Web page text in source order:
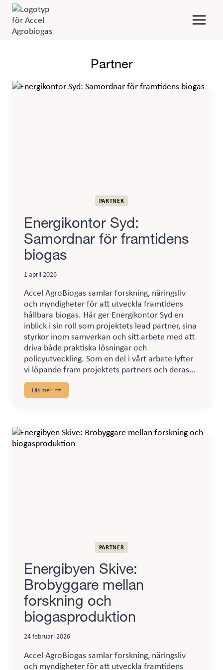
Skip
content
Partner
PARTNER
Energikontor Syd:
Samordnar för framtidens
biogas
1 april 2026
Accel AgroBiogas samlar forskning, näringsliv
och myndigheter för att utveckla framtidens
hållbara biogas. Här ger Energikontor Syd en
inblick i sin roll som projektets lead partner, sina
styrkor inom samverkan och sitt arbete med att
driva både praktiska lösningar och
policyutveckling. Som en del i vårt arbete lyfter
vi löpande fram projektets partners och deras…
Läs mer Energikontor
PARTNER
Energibyen Skive:
Brobyggare mellan
forskning och
biogasproduktion
24 februari 2026
Accel AgroBiogas samlar forskning, näringsliv
och myndigheter för att utveckla framtidens